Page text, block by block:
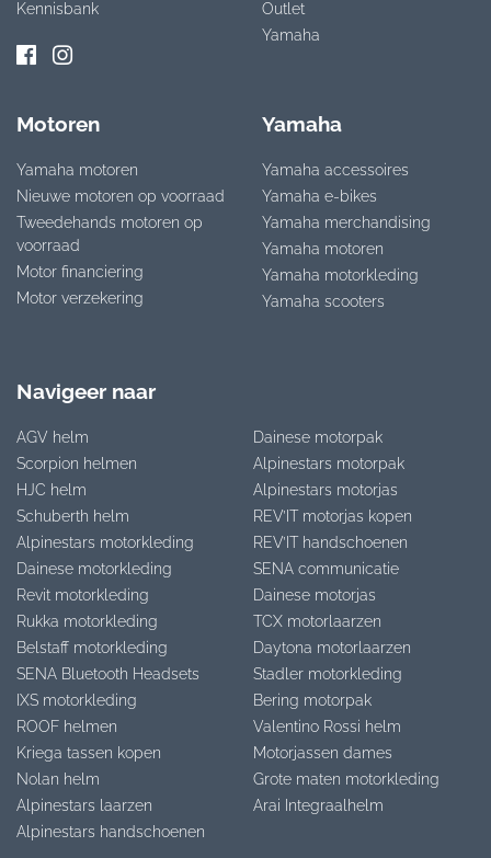
Kennisbank
Outlet
Yamaha
Motoren
Yamaha motoren
Nieuwe motoren op voorraad
Tweedehands motoren op
voorraad
Motor financiering
Motor verzekering
Yamaha
Yamaha accessoires
Yamaha e-bikes
Yamaha merchandising
Yamaha motoren
Yamaha motorkleding
Yamaha scooters
Navigeer naar
AGV helm
Scorpion helmen
HJC helm
Schuberth helm
Alpinestars motorkleding
Dainese motorkleding
Revit motorkleding
Rukka motorkleding
Belstaff motorkleding
SENA Bluetooth Headsets
IXS motorkleding
ROOF helmen
Kriega tassen kopen
Nolan helm
Alpinestars laarzen
Alpinestars handschoenen
Dainese motorpak
Alpinestars motorpak
Alpinestars motorjas
REV’IT motorjas kopen
REV’IT handschoenen
SENA communicatie
Dainese motorjas
TCX motorlaarzen
Daytona motorlaarzen
Stadler motorkleding
Bering motorpak
Valentino Rossi helm
Motorjassen dames
Grote maten motorkleding
Arai Integraalhelm